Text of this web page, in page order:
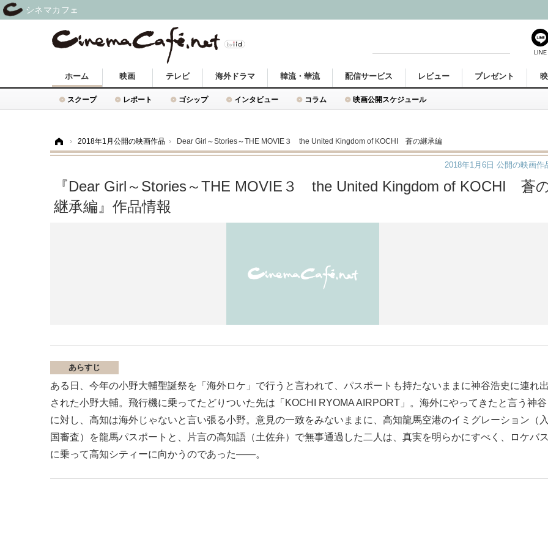
ホーム
スクープ レポート ゴシップ インタビュー コラム 映画公開スケジュール
映画 テレビ 海外ドラマ 韓流・華流 配信サービス レビュー プレゼント
› 2018年1月公開の映画作品 › Dear Girl～Stories～THE MOVIE３ the United Kingdom of KOCHI 蒼の継承編
『Dear Girl～Stories～THE MOVIE３ the United Kingdom of KOCHI 蒼
継承編』作品情報
2018年1月6日 公開の映画作
あらすじ
ある日、今年の小野大輔聖誕祭を「海外ロケ」で行うと言われて、パスポートも持たないままに神谷浩史に連れ出
された小野大輔。飛行機に乗ってたどりついた先は「KOCHI RYOMA AIRPORT」。海外にやってきたと言う神谷
に対し、高知は海外じゃないと言い張る小野。意見の一致をみないままに、高知龍馬空港のイミグレーション（入
国審査）を龍馬パスポートと、片言の高知語（土佐弁）で無事通過した二人は、真実を明らかにすべく、ロケバス
に乗って高知シティーに向かうのであった――。
LINE
シネマカフェ